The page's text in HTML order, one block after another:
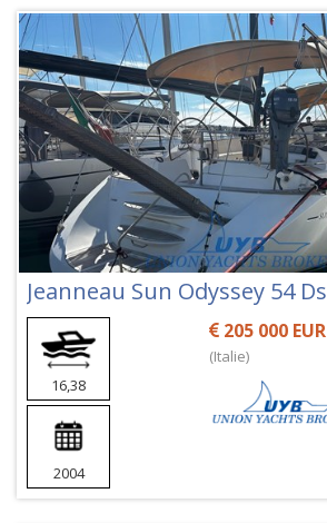
Jeanneau Sun Odyssey 54 Ds
16,38
2004
205 000 EUR
(Italie)